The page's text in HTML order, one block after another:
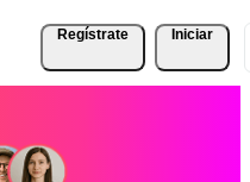
Regístrate Iniciar